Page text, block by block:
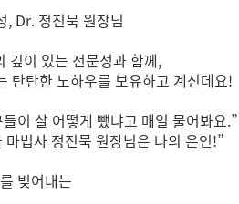
, Dr. 정진묵 원장님
깊이 있는 전문성과 함께,
탄탄한 노하우를 보유하고 계신데요!
이 살 어떻게 뺐냐고 매일 물어봐요.”
법사 정진묵 원장님은 나의 은인!”
빚어내는